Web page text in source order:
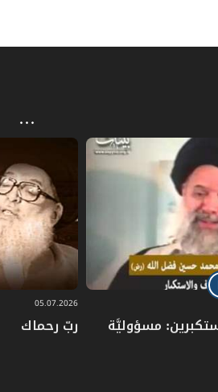
مسؤوليَّة
05.07.2026
ربّ رحماك